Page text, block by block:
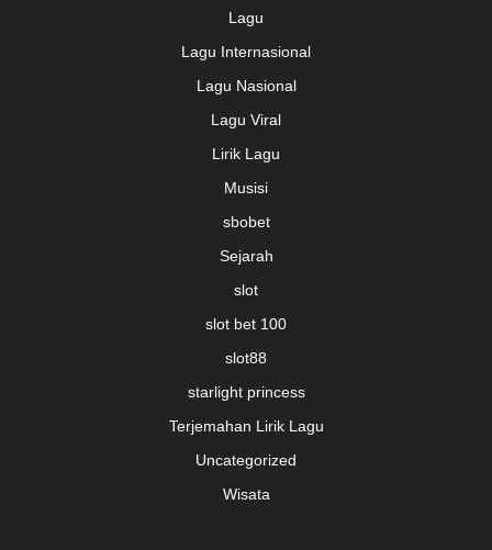
Lagu
Lagu Internasional
Lagu Nasional
Lagu Viral
Lirik Lagu
Musisi
sbobet
Sejarah
slot
slot bet 100
slot88
starlight princess
Terjemahan Lirik Lagu
Uncategorized
Wisata